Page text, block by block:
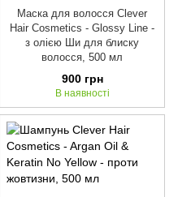
Маска для волосся Clever
Hair Cosmetics - Glossy Line -
з олією Ши для блиску
волосся, 500 мл
900 грн
В наявності